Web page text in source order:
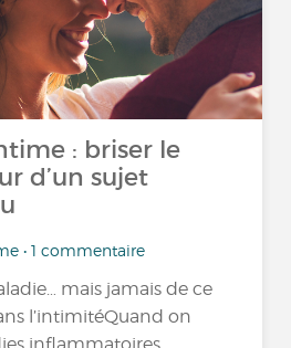
: briser le
d’un sujet
• 1 commentaire
mais jamais de ce
l’intimitéQuand on